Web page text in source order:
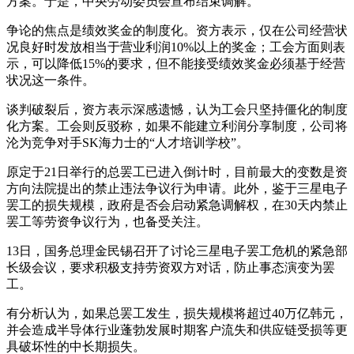
争论的焦点是绩效奖金的制度化。资方表示，仅在公司经营状
况良好时发放相当于营业利润10%以上的奖金；工会方面则表
示，可以降低15%的要求，但不能接受绩效奖金必须基于经营
状况这一条件。
谈判破裂后，资方表示深感遗憾，认为工会只坚持僵化的制度
化方案。工会则反驳称，如果不能建立利润分享制度，公司将
沦为竞争对手SK海力士的“人才培训学校”。
原定于21日举行的总罢工已进入倒计时，目前最大的变数是资
方向法院提出的禁止违法争议行为申请。此外，鉴于三星电子
罢工的损失规模，政府是否会启动紧急调解权，在30天内禁止
罢工等劳资争议行为，也备受关注。
13日，国务总理金民锡召开了讨论三星电子罢工危机的紧急部
长级会议，要求积极支持劳资双方对话，防止事态演变为罢
工。
有分析认为，如果总罢工发生，损失规模将超过40万亿韩元，
并会造成半导体行业蓬勃发展时期客户流失和供应链受损等更
具破坏性的中长期损失。